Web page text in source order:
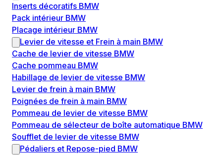
Inserts décoratifs BMW
Pack intérieur BMW
Placage intérieur BMW
Levier de vitesse et Frein à main BMW
Cache de levier de vitesse BMW
Cache pommeau BMW
Habillage de levier de vitesse BMW
Levier de frein à main BMW
Poignées de frein à main BMW
Pommeau de levier de vitesse BMW
Pommeau de sélecteur de boîte automatique BMW
Soufflet de levier de vitesse BMW
Pédaliers et Repose-pied BMW